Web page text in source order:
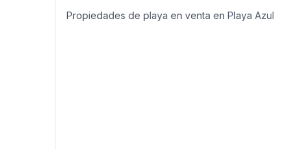
Propiedades de playa en venta en Playa Azul